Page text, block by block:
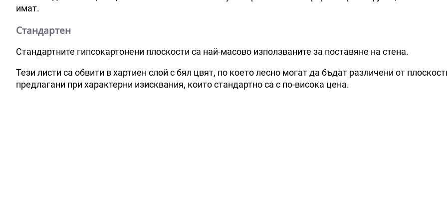
имат.
Стандартен
Стандартните гипсокартонени плоскости са най-масово използваните за поставяне на стена.
Тези листи са обвити в хартиен слой с бял цвят, по което лесно могат да бъдат различени от
предлагани при характерни изисквания, които стандартно са с по-висока цена.